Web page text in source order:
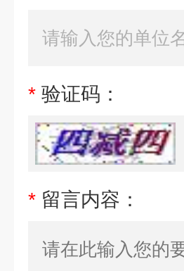
* 验证码：
* 留言内容：